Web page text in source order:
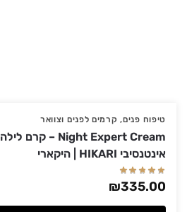
טיפוח פנים, קרמים לפנים וצוואר
Night Expert Cream – קרם לילה
אינטנסיבי HIKARI | היקארי
₪335.00